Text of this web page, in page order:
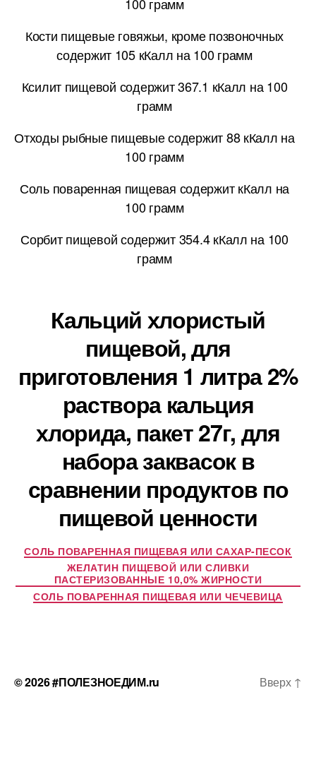
Кости пищевые говяжьи, кроме позвоночных
содержит 105 кКалл на 100 грамм
Ксилит пищевой содержит 367.1 кКалл на 100
грамм
Отходы рыбные пищевые содержит 88 кКалл на
100 грамм
Соль поваренная пищевая содержит кКалл на
100 грамм
Сорбит пищевой содержит 354.4 кКалл на 100
грамм
Кальций хлористый
пищевой, для
приготовления 1 литра 2%
раствора кальция
хлорида, пакет 27г, для
набора заквасок в
сравнении продуктов по
пищевой ценности
СОЛЬ ПОВАРЕННАЯ ПИЩЕВАЯ ИЛИ САХАР-ПЕСОК
ЖЕЛАТИН ПИЩЕВОЙ ИЛИ СЛИВКИ
ПАСТЕРИЗОВАННЫЕ 10,0% ЖИРНОСТИ
СОЛЬ ПОВАРЕННАЯ ПИЩЕВАЯ ИЛИ ЧЕЧЕВИЦА
© 2026#ПОЛЕЗНОЕДИМ.ru Вверх ↑